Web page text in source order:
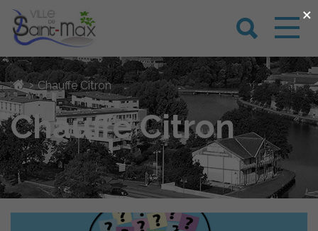
› Chauffe Citron
Chauffe Citron
×